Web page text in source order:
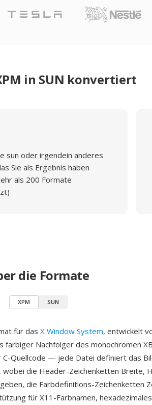
in SUN konvertiert
sun oder irgendein anderes
Sie als Ergebnis haben
als 200 Formate
die Formate
XPM SUN
für das X Window System, entwickelt
farbiger Nachfolger des monochromen
C-Quellcode — jede Datei definiert das
die Header-Zeichenketten Breite,
die Farbdefinitions-Zeichenketten
für X11-Farbnamen,